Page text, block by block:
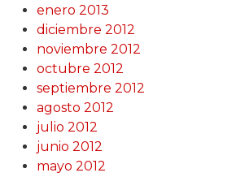
enero 2013
diciembre 2012
noviembre 2012
octubre 2012
septiembre 2012
agosto 2012
julio 2012
junio 2012
mayo 2012